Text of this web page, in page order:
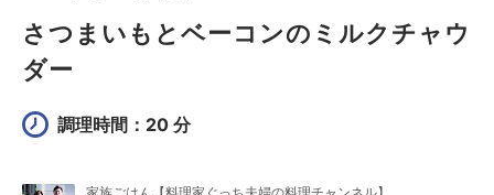
さつまいもとベーコンのミルクチャウ
ダー
調理時間：20 分